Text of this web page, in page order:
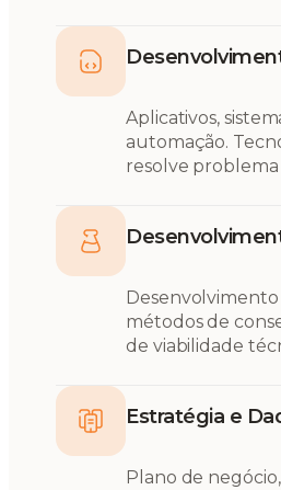
Aplicativos,
automação.
resolve problema
métodos de
de viabilidade
Estratégia e
Plano de